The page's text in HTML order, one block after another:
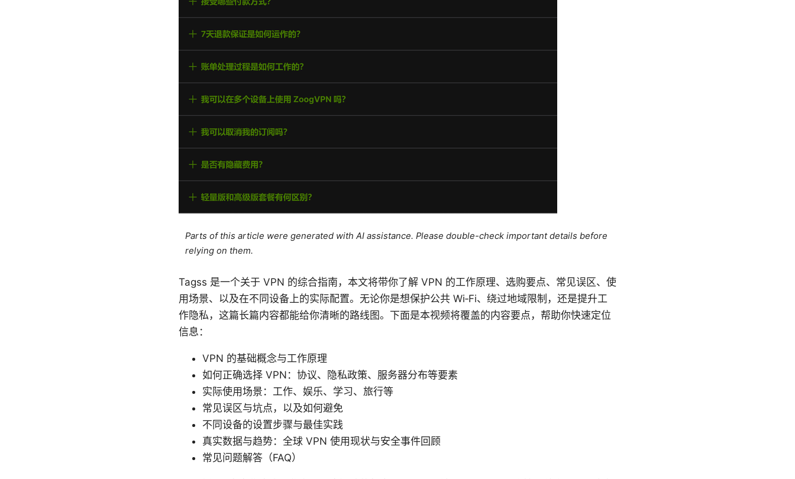
Parts of this article were generated with AI assistance. Please double-check important details before
relying on them.
Tagss 是一个关于 VPN 的综合指南，本文将带你了解 VPN 的工作原理、选购要点、常见误区、使
用场景、以及在不同设备上的实际配置。无论你是想保护公共 Wi‑Fi、绕过地域限制，还是提升工
作隐私，这篇长篇内容都能给你清晰的路线图。下面是本视频将覆盖的内容要点，帮助你快速定位
信息：
VPN 的基础概念与工作原理
如何正确选择 VPN：协议、隐私政策、服务器分布等要素
实际使用场景：工作、娱乐、学习、旅行等
常见误区与坑点，以及如何避免
不同设备的设置步骤与最佳实践
真实数据与趋势：全球 VPN 使用现状与安全事件回顾
常见问题解答（FAQ）